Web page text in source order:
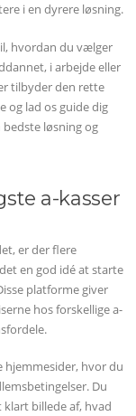
i en dyrere løsning.
hvordan du vælger
i arbejde eller
tilbyder den rette
og lad os guide dig
bedste løsning og
a-kasser
er der flere
en god idé at starte
platforme giver
hos forskellige a-
hjemmesider, hvor du
Du
billede af, hvad